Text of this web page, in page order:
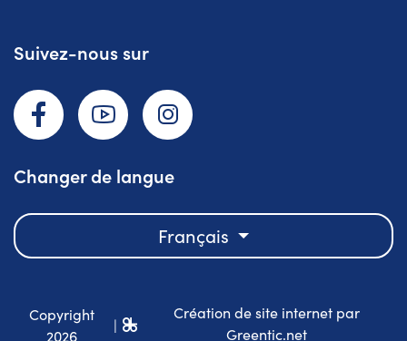
Suivez-nous sur
Changer de langue
Français
Copyright
2026
|
Création de site internet par
Greentic.net